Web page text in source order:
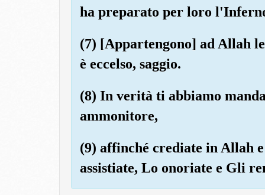
ha preparato per loro
(7) [Appartengono] ad Allah
è eccelso, saggio.
(8) In verità ti abbiamo
ammonitore,
(9) affinché crediate in Allah
assistiate, Lo onoriate e Gli